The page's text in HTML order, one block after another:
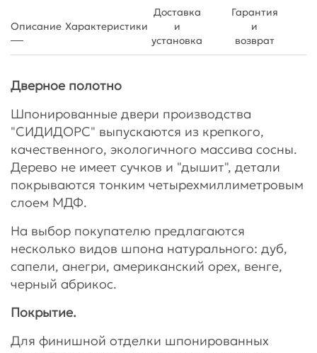
Описание Характеристики
Доставка
и
установка
Гарантия
и
возврат
Дверное полотно
Шпонированные двери производства
"СИДИДОРС" выпускаются из крепкого,
качественного, экологичного массива сосны.
Дерево не имеет сучков и "дышит", детали
покрываются тонким четырехмиллиметровым
слоем МДФ.
На выбор покупателю предлагаются
несколько видов шпона натурального: дуб,
сапели, анегри, американский орех, венге,
черный абрикос.
Покрытие.
Для финишной отделки шпонированных